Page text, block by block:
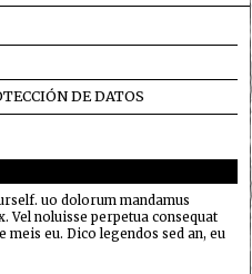
DE DATOS
uo dolorum mandamus
Vel noluisse perpetua consequat
meis eu. Dico legendos sed an, eu